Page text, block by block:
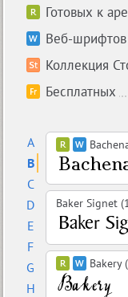
Готовых к
Веб-шрифтов
Коллекция
Бесплатных
A
B
C
D
E
F
G
H
Baker Signet
Bakery